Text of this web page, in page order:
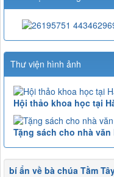
Thư viện hình ảnh
Hội thảo khoa học tại
Tặng sách cho nhà văn
bí ẩn về bà chúa Tằm